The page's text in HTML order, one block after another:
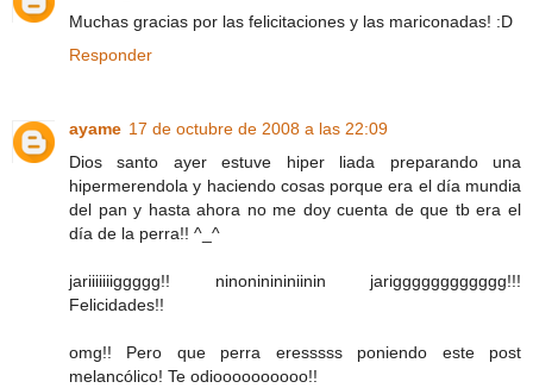
Muchas gracias por las felicitaciones y las mariconadas! :D
Responder
ayame 17 de octubre de 2008 a las 22:09
Dios santo ayer estuve hiper liada preparando una
hipermerendola y haciendo cosas porque era el día mundia
del pan y hasta ahora no me doy cuenta de que tb era el
día de la perra!! ^_^
jariiiiiiiggggg!! ninoninininiinin jarigggggggggggg!!!
Felicidades!!
omg!! Pero que perra eresssss poniendo este post
melancólico! Te odioooooooooo!!